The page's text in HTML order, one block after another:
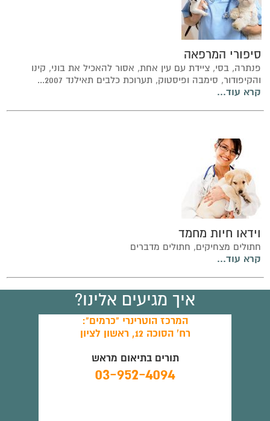
סיפורי המרפאה
פנתרה, בסי, ציידת עם עין אחת, אסור להאכיל את בוני, קינו
והקיפודור, סימבה ופיסטוק, תערוכת כלבים תאילנד 2007...
קרא עוד...
וידאו חיות מחמד
חתולים מצחיקים, חתולים מדברים
קרא עוד...
איך מגיעים אלינו?
המרכז הוטרינרי "כרמים":
רח' הסוכה 12, ראשון לציון
תורים בתיאום מראש
03-952-4094